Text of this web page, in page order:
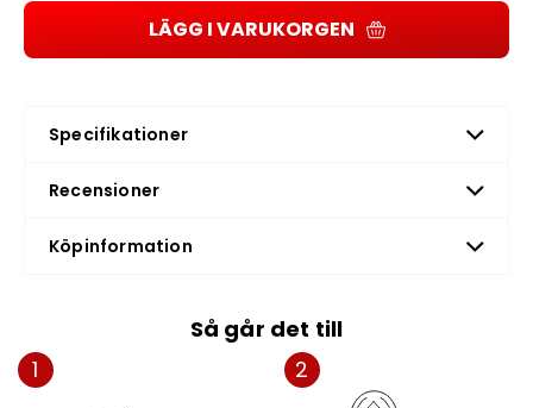
LÄGG I VARUKORGEN
Specifikationer
Recensioner
Köpinformation
Så går det till
1
2